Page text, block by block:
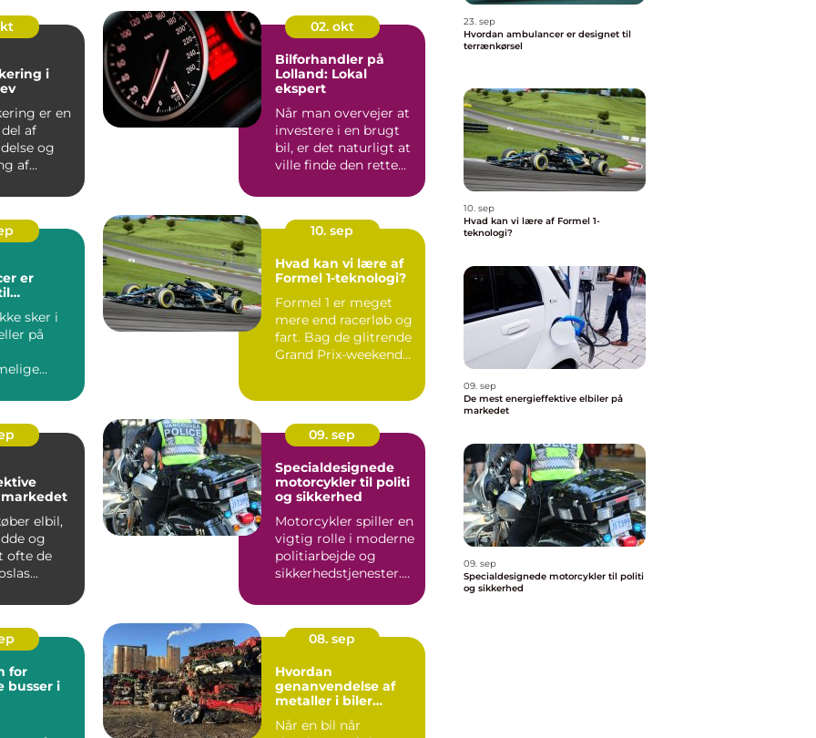
i
er en
af
og
af
02. okt
Bilforhandler på
Lolland: Lokal
ekspert
Når man overvejer at
investere i en brugt
bil, er det naturligt at
ville finde den rette
er
sker i
på
10. sep
Hvad kan vi lære af
Formel 1-teknologi?
Formel 1 er meget
mere end racerløb og
fart. Bag de glitrende
Grand Prix-weekender
elbil,
og
ofte de
09. sep
Specialdesignede
motorcykler til politi
og sikkerhed
Motorcykler spiller en
vigtig rolle i moderne
politiarbejde og
sikkerhedstjenester.
for
busser i
08. sep
Hvordan
genanvendelse af
metaller i biler
Når en bil når
23. sep
Hvordan ambulancer er designet til
terrænkørsel
10. sep
Hvad kan vi lære af Formel 1-
teknologi?
09. sep
De mest energieffektive elbiler på
markedet
09. sep
Specialdesignede motorcykler til politi
og sikkerhed